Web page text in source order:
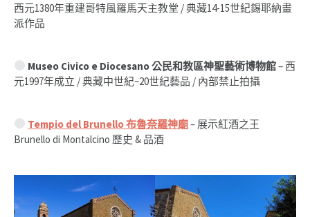
西元1380年重建哥特風羅馬天主教堂 / 典藏14-15世紀錫耶納畫
派作品
Museo Civico e Diocesano公民和教區神聖藝術博物館– 西
元1997年成立 / 典藏中世紀~20世紀藝品 / 內部禁止拍攝
Tempio del Brunello 布魯奈羅神廟– 展示紅酒之王
Brunello di Montalcino 歷史 & 品酒